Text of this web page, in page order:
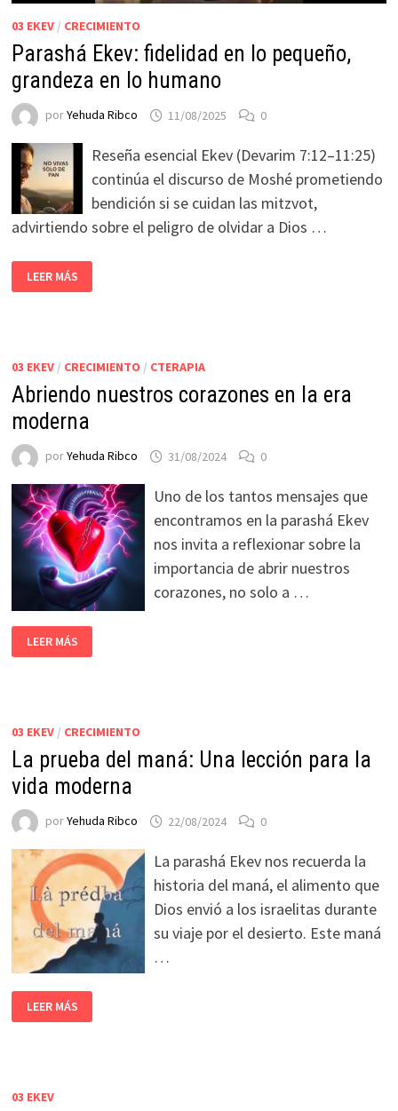
03 EKEV/ CRECIMIENTO
Parashá Ekev: fidelidad en lo pequeño,
grandeza en lo humano
porYehuda Ribco 11/08/2025 0
Reseña esencial Ekev (Devarim 7:12–11:25)
continúa el discurso de Moshé prometiendo
bendición si se cuidan las mitzvot,
advirtiendo sobre el peligro de olvidar a Dios …
LEER MÁS
03 EKEV/ CRECIMIENTO / CTERAPIA
Abriendo nuestros corazones en la era
moderna
porYehuda Ribco 31/08/2024 0
Uno de los tantos mensajes que
encontramos en la parashá Ekev
nos invita a reflexionar sobre la
importancia de abrir nuestros
corazones, no solo a …
LEER MÁS
03 EKEV/ CRECIMIENTO
La prueba del maná: Una lección para la
vida moderna
porYehuda Ribco 22/08/2024 0
La parashá Ekev nos recuerda la
historia del maná, el alimento que
Dios envió a los israelitas durante
su viaje por el desierto. Este maná
…
LEER MÁS
03 EKEV